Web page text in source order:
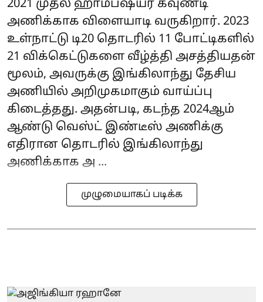
2021 முதல் ஹாம்ப்ஷயர் கவுண்டி
அணிக்காக விளையாடி வருகிறார். 2023
உள்நாட்டு டி20 தொடரில் 11 போட்டிகளில்
21 விக்கெட்டுகளை வீழ்த்தி அசத்தியதன்
மூலம், அவருக்கு இங்கிலாந்து தேசிய
அணியில் அறிமுகமாகும் வாய்ப்பு
கிடைத்தது. அதன்படி, கடந்த 2024ஆம்
ஆண்டு வெஸ்ட் இண்டீஸ் அணிக்கு
எதிரான தொடரில் இங்கிலாந்து
அணிக்காக அ ...
முழுமையாகப் படிக்க